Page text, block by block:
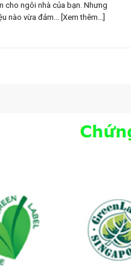
cho ngôi nhà của bạn. Nhưng
nào vừa đảm... [Xem thêm...]